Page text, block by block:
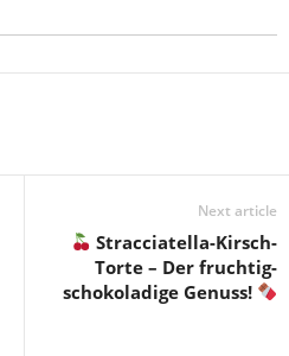
Next article
Stracciatella-Kirsch-
Torte – Der fruchtig-
schokoladige Genuss!